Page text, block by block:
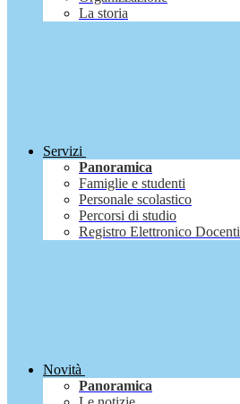
La storia
Servizi
Panoramica
Famiglie e studenti
Personale scolastico
Percorsi di studio
Registro Elettronico Docenti
Novità
Panoramica